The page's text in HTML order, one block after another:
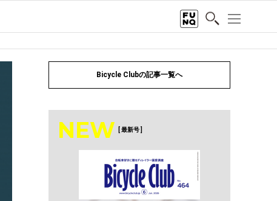
Bicycle Clubの記事一覧へ
NEW [ 最新号 ]